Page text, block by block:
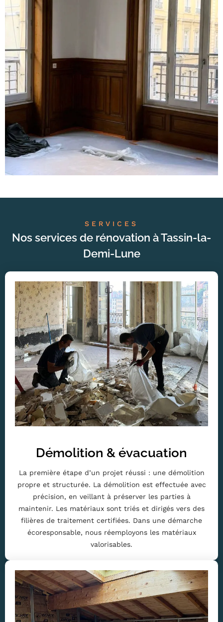
SERVICES
Nos services de rénovation à Tassin-la-
Demi-Lune
Démolition & évacuation
La première étape d’un projet réussi : une démolition
propre et structurée. La démolition est effectuée avec
précision, en veillant à préserver les parties à
maintenir. Les matériaux sont triés et dirigés vers des
filières de traitement certifiées. Dans une démarche
écoresponsable, nous réemployons les matériaux
valorisables.